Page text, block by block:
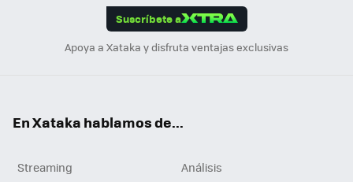
Suscríbete a
Apoya a Xataka y disfruta ventajas exclusivas
En Xataka hablamos de...
Streaming
Análisis